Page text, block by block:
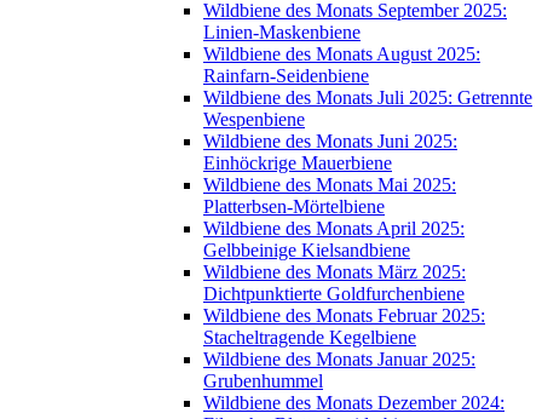
Wildbiene des Monats September 2025:
Linien-Maskenbiene
Wildbiene des Monats August 2025:
Rainfarn-Seidenbiene
Wildbiene des Monats Juli 2025: Getrennte
Wespenbiene
Wildbiene des Monats Juni 2025:
Einhöckrige Mauerbiene
Wildbiene des Monats Mai 2025:
Platterbsen-Mörtelbiene
Wildbiene des Monats April 2025:
Gelbbeinige Kielsandbiene
Wildbiene des Monats März 2025:
Dichtpunktierte Goldfurchenbiene
Wildbiene des Monats Februar 2025:
Stacheltragende Kegelbiene
Wildbiene des Monats Januar 2025:
Grubenhummel
Wildbiene des Monats Dezember 2024: